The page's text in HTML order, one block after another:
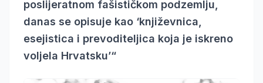
poslijeratnom fašističkom podzemlju,
danas se opisuje kao ‘književnica,
esejistica i prevoditeljica koja je iskreno
voljela Hrvatsku’“